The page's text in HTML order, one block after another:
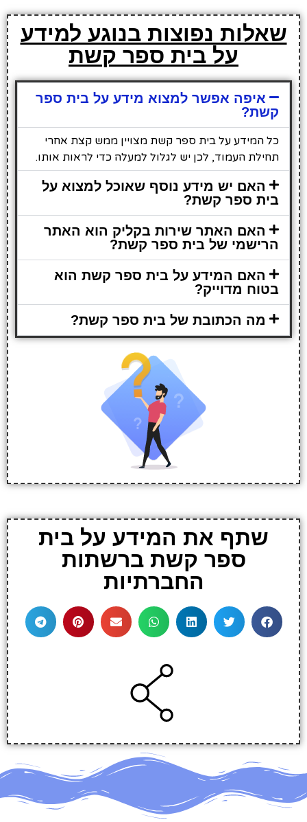
שאלות נפוצות בנוגע למידע
על בית ספר קשת
איפה אפשר למצוא מידע על בית ספר
קשת?
כל המידע על בית ספר קשת מצויין ממש קצת אחרי
תחילת העמוד, לכן יש לגלול למעלה כדי לראות אותו.
האם יש מידע נוסף שאוכל למצוא על
בית ספר קשת?
האם האתר שירות בקליק הוא האתר
הרישמי של בית ספר קשת?
האם המידע על בית ספר קשת הוא
בטוח מדוייק?
מה הכתובת של בית ספר קשת?
שתף את המידע על בית
ספר קשת ברשתות
החברתיות